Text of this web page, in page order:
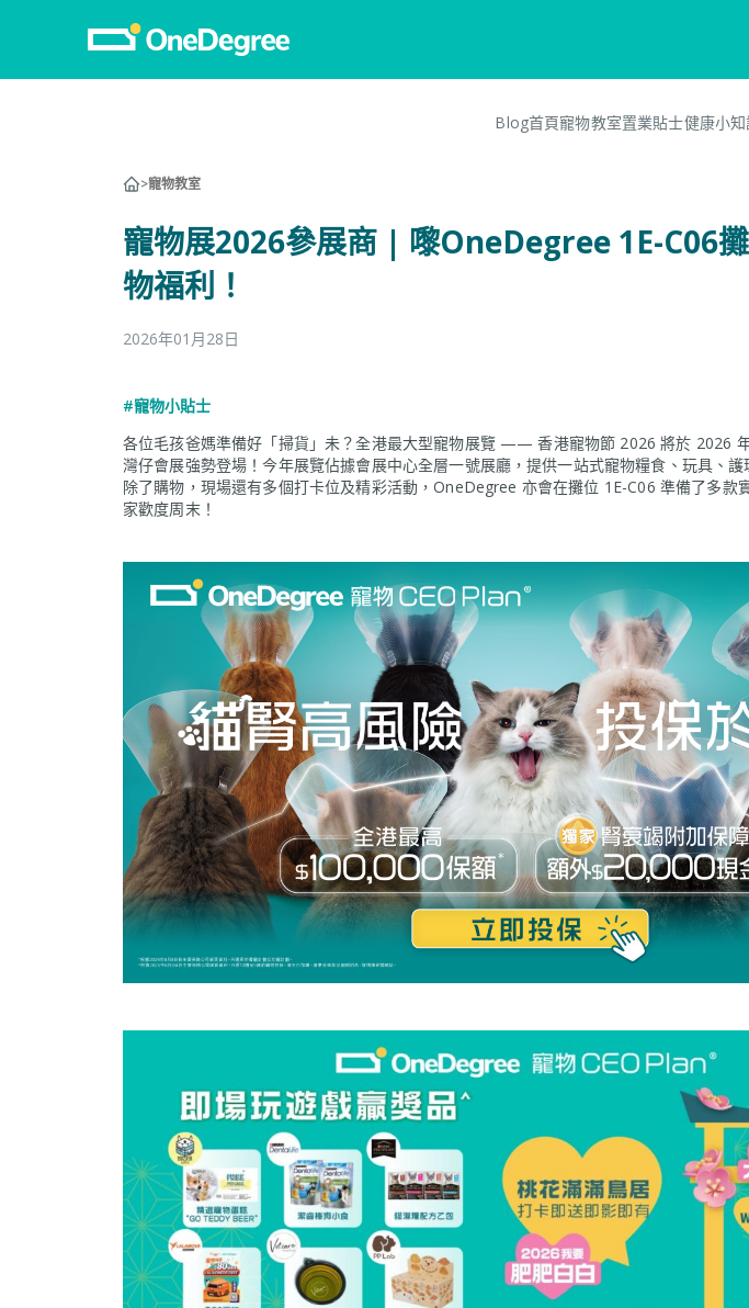
狗狗保險
家
Blog首頁寵物教室置業貼士健康小
>寵物教室
寵物展2026參展商 | 嚟OneDegree 1E-C06
物福利！
2026年01月28日
#寵物小貼士
各位毛孩爸媽準備好「掃貨」未？全港最大型寵物展覽 —— 香港寵物節 2026 將於 2026
灣仔會展強勢登場！今年展覽佔據會展中心全層一號展廳，提供一站式寵物糧食、玩具、護
除了購物，現場還有多個打卡位及精彩活動，OneDegree 亦會在攤位 1E-C06 準備了多款
家歡度周末！